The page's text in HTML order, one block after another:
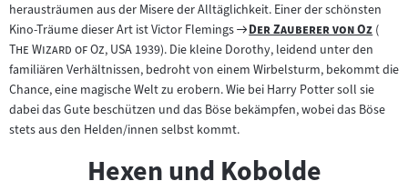
herausträumen aus der Misere der Alltäglichkeit. Einer der schönsten
Kino-Träume dieser Art ist Victor Flemings" Zum
Filmarchiv:
"
Der Zauberer von Oz"
"("
The Wizard of Oz", USA 1939). Die kleine Dorothy, leidend unter den
familiären Verhältnissen, bedroht von einem Wirbelsturm, bekommt die
Chance, eine magische Welt zu erobern. Wie bei Harry Potter soll sie
dabei das Gute beschützen und das Böse bekämpfen, wobei das Böse
stets aus den Helden/innen selbst kommt.
Hexen und Kobolde